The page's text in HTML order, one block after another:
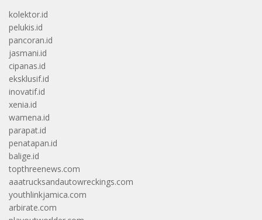
kolektor.id
pelukis.id
pancoran.id
jasmani.id
cipanas.id
eksklusif.id
inovatif.id
xenia.id
wamena.id
parapat.id
penatapan.id
balige.id
topthreenews.com
aaatrucksandautowreckings.com
youthlinkjamica.com
arbirate.com